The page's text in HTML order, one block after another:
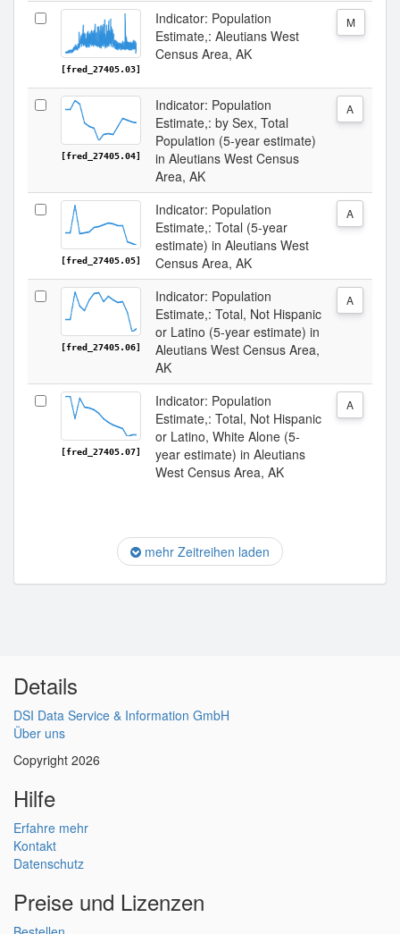
[fred_27405.03]
Indicator: Population
Estimate,: Aleutians West
Census Area, AK
M
[fred_27405.04]
Indicator: Population
Estimate,: by Sex, Total
Population (5-year estimate)
in Aleutians West Census
Area, AK
A
[fred_27405.05]
Indicator: Population
Estimate,: Total (5-year
estimate) in Aleutians West
Census Area, AK
A
[fred_27405.06]
Indicator: Population
Estimate,: Total, Not Hispanic
or Latino (5-year estimate) in
Aleutians West Census Area,
AK
A
[fred_27405.07]
Indicator: Population
Estimate,: Total, Not Hispanic
or Latino, White Alone (5-
year estimate) in Aleutians
West Census Area, AK
A
mehr Zeitreihen laden
Details
DSI Data Service & Information GmbH
Über uns
Copyright 2026
Hilfe
Erfahre mehr
Kontakt
Datenschutz
Preise und Lizenzen